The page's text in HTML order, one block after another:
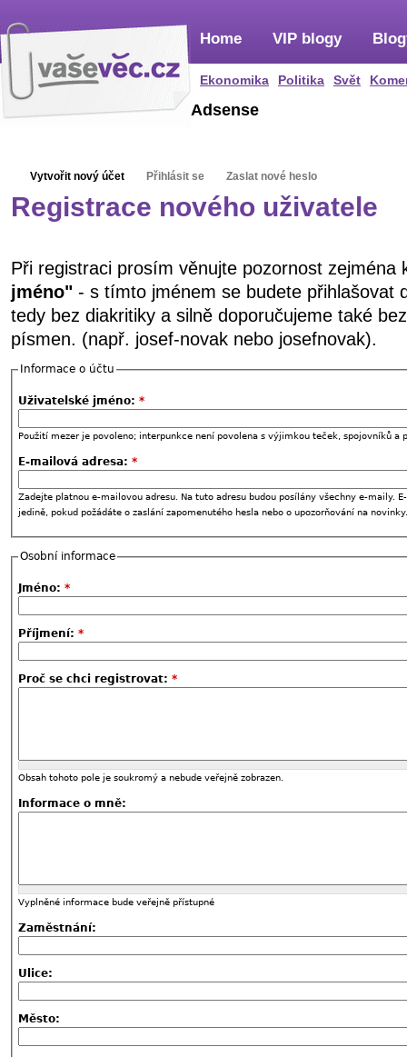
Home
Ekonomika Politika Svět
VIP blogy
Adsense
Vytvořit nový účet Přihlásit se Zaslat nové heslo
Registrace nového uživatele
Při registraci prosím věnujte pozornost zejména
jméno" - s tímto jménem se budete přihlašovat
tedy bez diakritiky a silně doporučujeme také
písmen. (např. josef-novak nebo josefnovak).
Informace o účtu
Uživatelské jméno: *
Použití mezer je povoleno; interpunkce není povolena s výjimkou teček, spojovníků a
E-mailová adresa: *
Zadejte platnou e-mailovou adresu. Na tuto adresu budou posílány všechny e-maily.
jedině, pokud požádáte o zaslání zapomenutého hesla nebo o upozorňování na novinky.
Osobní informace
Jméno: *
Příjmení: *
Proč se chci registrovat: *
Obsah tohoto pole je soukromý a nebude veřejně zobrazen.
Informace o mně:
Vyplněné informace bude veřejně přístupné
Zaměstnání:
Ulice:
Město: